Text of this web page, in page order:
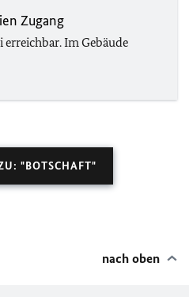
Zugang
Im Gebäude
"BOTSCHAFT"
nach oben